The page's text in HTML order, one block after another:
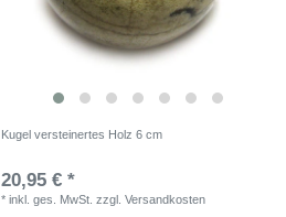
Kugel versteinertes Holz 6 cm
20,95 € *
*inkl. ges. MwSt. zzgl.Versandkosten